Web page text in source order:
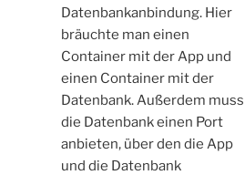
Datenbankanbindung. Hier
bräuchte man einen
Container mit der App und
einen Container mit der
Datenbank. Außerdem muss
die Datenbank einen Port
anbieten, über den die App
und die Datenbank